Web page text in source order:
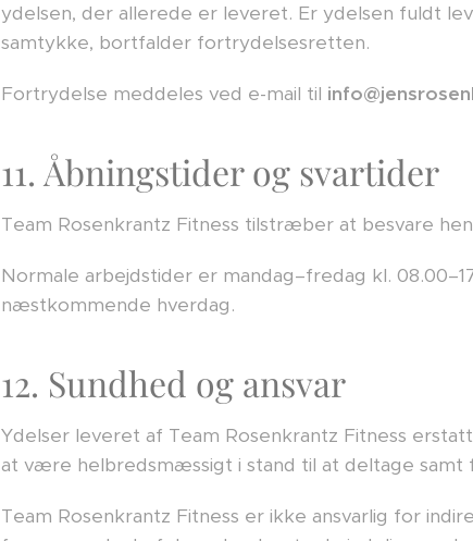
ydelsen, der allerede er leveret. Er ydelsen fuldt
samtykke, bortfalder fortrydelsesretten.
Fortrydelse meddeles ved e-mail til
11. Åbningstider og svartider
Team Rosenkrantz Fitness tilstræber at besvare
Normale arbejdstider er mandag–fredag kl.
næstkommende hverdag.
12. Sundhed og ansvar
Ydelser leveret af Team Rosenkrantz Fitness
at være helbredsmæssigt i stand til at deltage
Team Rosenkrantz Fitness er ikke ansvarlig for